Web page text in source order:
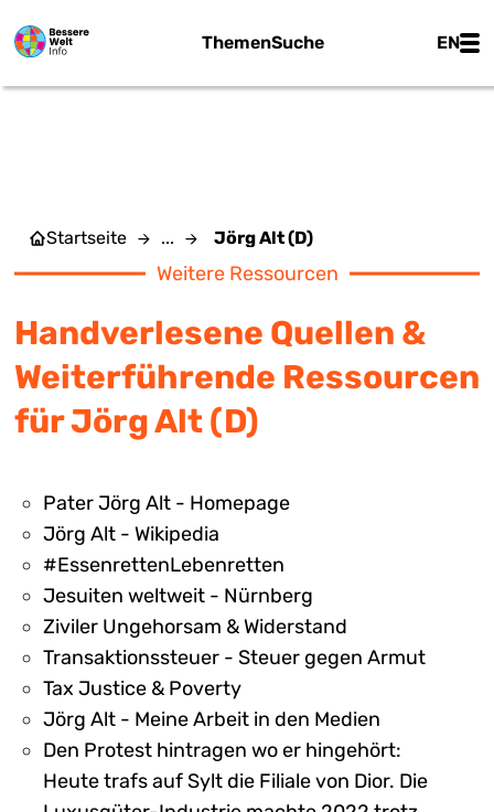
ThemenSuche EN
Startseite ... Jörg Alt (D)
Weitere Ressourcen
Handverlesene Quellen &
Weiterführende Ressourcen
für Jörg Alt (D)
Pater Jörg Alt - Homepage
Jörg Alt - Wikipedia
#EssenrettenLebenretten
Jesuiten weltweit - Nürnberg
Ziviler Ungehorsam & Widerstand
Transaktionssteuer - Steuer gegen Armut
Tax Justice & Poverty
Jörg Alt - Meine Arbeit in den Medien
Den Protest hintragen wo er hingehört:
Heute trafs auf Sylt die Filiale von Dior. Die